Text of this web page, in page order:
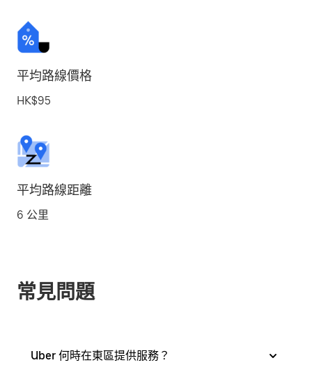
平均路線價格
HK$95
平均路線距離
6 公里
常見問題
Uber 何時在東區提供服務？